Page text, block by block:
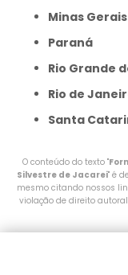
Minas Gerais
Paraná
Rio Grande
Rio de
Santa
O conteúdo do texto "
Silvestre de Jacarei" é
mesmo citando nossos
violação de direito